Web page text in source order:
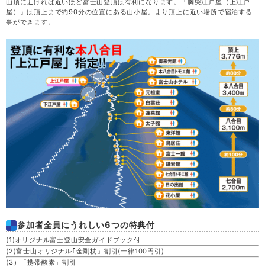
円(31,100円)
日 30 28,100円(27,100円) 満席
31 25,100円 (24,100円)
決定
空席
屋）』は頂上まで約90分の位置にある山小屋。より頂上に近い場所で宿泊する
事ができます。
参加者全員にうれしい6つの特典付
(1)オリジナル富士登山安全ガイドブック付
(2)富士山オリジナル｢金剛杖」割引(一律100円引)
(3）「携帯酸素」割引